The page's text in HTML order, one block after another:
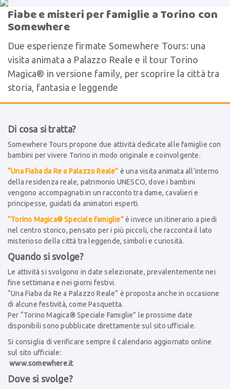
Fiabe e misteri per famiglie a Torino con
Somewhere
Due esperienze firmate Somewhere Tours: una
visita animata a Palazzo Reale e il tour Torino
Magica®️ in versione family, per scoprire la città tra
storia, fantasia e leggende
Di cosa si tratta?
Somewhere Tours propone due attività dedicate alle famiglie con
bambini per vivere Torino in modo originale e coinvolgente.
“Una Fiaba da Re a Palazzo Reale” è una visita animata all’interno
della residenza reale, patrimonio UNESCO, dove i bambini
vengono accompagnati in un racconto tra dame, cavalieri e
principesse, guidati da animatori esperti.
“Torino Magica®️ Speciale Famiglie”è invece un itinerario a piedi
nel centro storico, pensato per i più piccoli, che racconta il lato
misterioso della città tra leggende, simboli e curiosità.
Quando si svolge?
Le attività si svolgono in date selezionate, prevalentemente nei
fine settimana e nei giorni festivi.
“Una Fiaba da Re a Palazzo Reale” è proposta anche in occasione
di alcune festività, come Pasquetta.
Per “Torino Magica®️ Speciale Famiglie” le prossime date
disponibili sono pubblicate direttamente sul sito ufficiale.
Si consiglia di verificare sempre il calendario aggiornato online
sul sito ufficiale:
www.somewhere.it
Dove si svolge?